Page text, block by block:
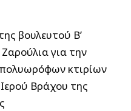
βουλευτού Β’
για την
κτιρίων
Βράχου της